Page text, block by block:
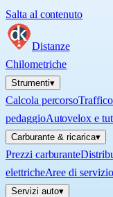
Salta al contenuto
Distanze
Chilometriche
Strumenti▾
Calcola percorso
pedaggioAutovelox e
Carburante & ricarica▾
Prezzi carburante
elettricheAree di servizio
Servizi auto▾